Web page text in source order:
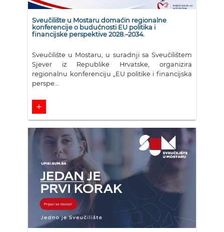
Sveučilište u Mostaru domaćin regionalne
konferencije o budućnosti EU politika i
financijske perspektive 2028.–2034.
Sveučilište u Mostaru, u suradnji sa Sveučilištem
Sjever iz Republike Hrvatske, organizira
regionalnu konferenciju „EU politike i financijska
perspe...
add